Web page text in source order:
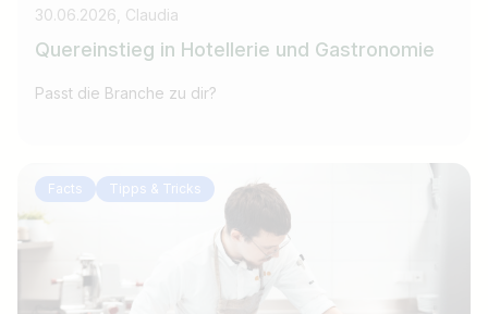
30.06.2026, Claudia
Quereinstieg in Hotellerie und Gastronomie
Passt die Branche zu dir?
Facts Tipps & Tricks